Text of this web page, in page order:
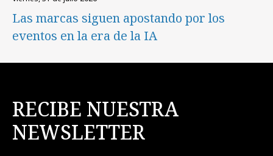
Las marcas siguen apostando por los
eventos en la era de la IA
RECIBE NUESTRA
NEWSLETTER